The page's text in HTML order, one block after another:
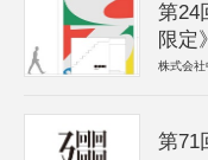
第24
限定》
株式会
第71